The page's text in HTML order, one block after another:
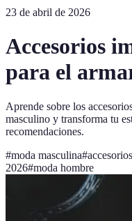
23 de abril de 2026
Accesorios
para el
Aprende sobre los
masculino y transforma tu
recomendaciones.
#moda masculina#accesorios
2026#moda hombre